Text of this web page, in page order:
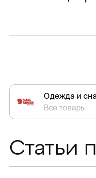
Одежда и
Все товары
Статьи